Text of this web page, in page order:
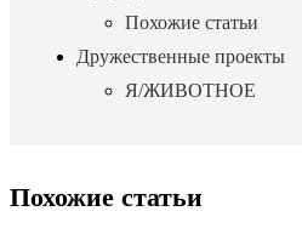
Похожие статьи
Дружественные проекты
Я/ЖИВОТНОЕ
Похожие статьи